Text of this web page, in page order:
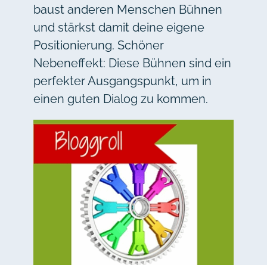
baust anderen Menschen Bühnen
und stärkst damit deine eigene
Positionierung. Schöner
Nebeneffekt: Diese Bühnen sind ein
perfekter Ausgangspunkt, um in
einen guten Dialog zu kommen.